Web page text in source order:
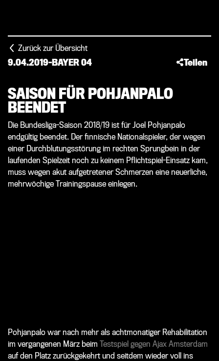
Zurück zur Übersicht
9.04.2019-BAYER 04 Teilen
SAISON FÜR POHJANPALO
BEENDET
Die Bundesliga-Saison 2018/19 ist für Joel Pohjanpalo
endgültig beendet. Der finnische Nationalspieler, der wegen
einer Durchblutungsstörung im rechten Sprungbein in der
laufenden Spielzeit noch zu keinem Pflichtspiel-Einsatz kam,
muss wegen akut aufgetretener Schmerzen eine neuerliche,
mehrwöchige Trainingspause einlegen.
Pohjanpalo war nach mehr als achtmonatiger Rehabilitation
im vergangenen März beim Testspiel gegen Ajax Amsterdam
auf den Platz zurückgekehrt und seitdem wieder voll ins